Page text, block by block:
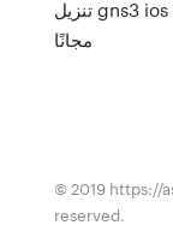
تنزيل gns3 ios images
مجانًا
© 2019 https://
reserved.